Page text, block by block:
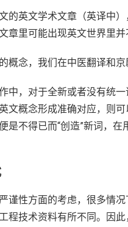
的英文学术文章（英译中
章里可能出现英文世界里
概念，我们在中医翻译和
中，对于全新或者没有统
文概念形成准确对应，则
是不得已而“创造”新词，
谨性方面的考虑，很多情
程技术资料有所不同。因